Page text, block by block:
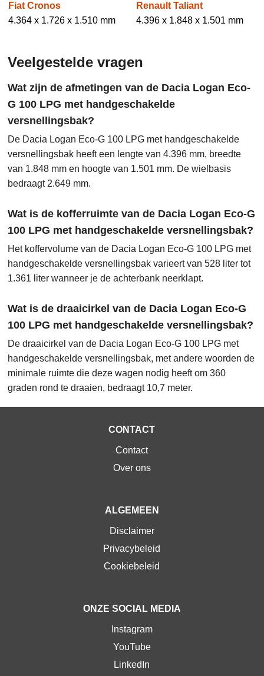
Fiat Cronos
4.364 x 1.726 x 1.510 mm
Renault Taliant
4.396 x 1.848 x 1.501 mm
Veelgestelde vragen
Wat zijn de afmetingen van de Dacia Logan Eco-
G 100 LPG met handgeschakelde
versnellingsbak?
De Dacia Logan Eco-G 100 LPG met handgeschakelde
versnellingsbak heeft een lengte van 4.396 mm, breedte
van 1.848 mm en hoogte van 1.501 mm. De wielbasis
bedraagt 2.649 mm.
Wat is de kofferruimte van de Dacia Logan Eco-G
100 LPG met handgeschakelde versnellingsbak?
Het koffervolume van de Dacia Logan Eco-G 100 LPG met
handgeschakelde versnellingsbak varieert van 528 liter tot
1.361 liter wanneer je de achterbank neerklapt.
Wat is de draaicirkel van de Dacia Logan Eco-G
100 LPG met handgeschakelde versnellingsbak?
De draaicirkel van de Dacia Logan Eco-G 100 LPG met
handgeschakelde versnellingsbak, met andere woorden de
minimale ruimte die deze wagen nodig heeft om 360
graden rond te draaien, bedraagt 10,7 meter.
CONTACT
Contact
Over ons
ALGEMEEN
Disclaimer
Privacybeleid
Cookiebeleid
ONZE SOCIAL MEDIA
Instagram
YouTube
LinkedIn